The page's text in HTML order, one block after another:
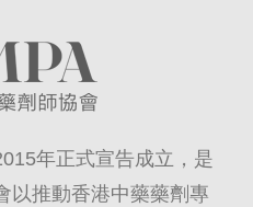
年正式宣告成立，是
以推動香港中藥藥劑專